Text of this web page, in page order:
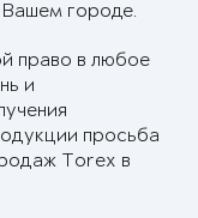
городе.
право в любое
и
просьба
Torex в